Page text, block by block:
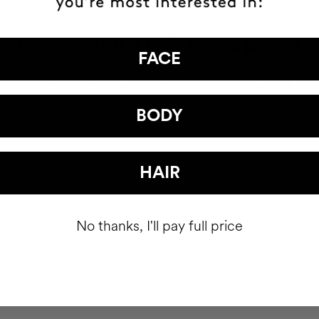
la visión. Y recuperó
ELENA BARRAQUER | OPHTHALMOLOGIST
FACE
BODY
HAIR
No thanks, I'll pay full price